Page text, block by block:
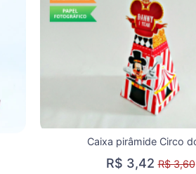
R$ 3,42R$ 3,60